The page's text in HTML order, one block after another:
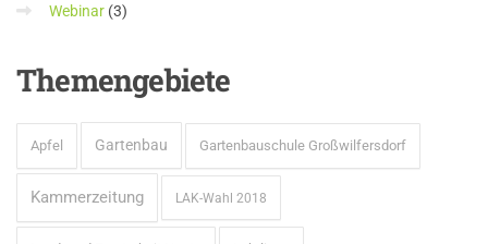
Webinar (3)
Themengebiete
Apfel Gartenbau Gartenbauschule Großwilfersdorf
Kammerzeitung LAK-Wahl 2018